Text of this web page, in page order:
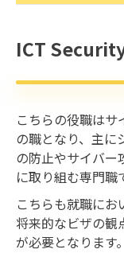
ICT
こちらの役職は
の職となり、主
の防止やサイバー
に取り組む専門職
こちらも就職にお
将来的なビザの
が必要となります。